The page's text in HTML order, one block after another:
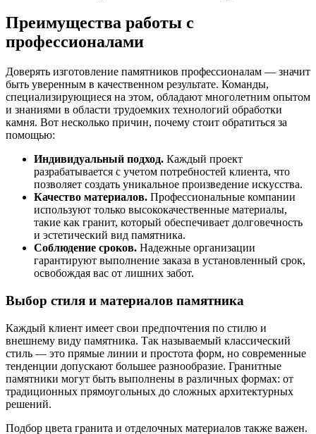
Преимущества работы с
профессионалами
Доверять изготовление памятников профессионалам — значит
быть уверенным в качественном результате. Команды,
специализирующиеся на этом, обладают многолетним опытом
и знаниями в области трудоемких технологий обработки
камня. Вот несколько причин, почему стоит обратиться за
помощью:
Индивидуальный подход. Каждый проект
разрабатывается с учетом потребностей клиента, что
позволяет создать уникальное произведение искусства.
Качество материалов. Профессиональные компании
используют только высококачественные материалы,
такие как гранит, который обеспечивает долговечность
и эстетический вид памятника.
Соблюдение сроков. Надежные организации
гарантируют выполнение заказа в установленный срок,
освобождая вас от лишних забот.
Выбор стиля и материалов памятника
Каждый клиент имеет свои предпочтения по стилю и
внешнему виду памятника. Так называемый классический
стиль — это прямые линии и простота форм, но современные
тенденции допускают большее разнообразие. Гранитные
памятники могут быть выполнены в различных формах: от
традиционных прямоугольных до сложных архитектурных
решений.
Подбор цвета гранита и отделочных материалов также важен.